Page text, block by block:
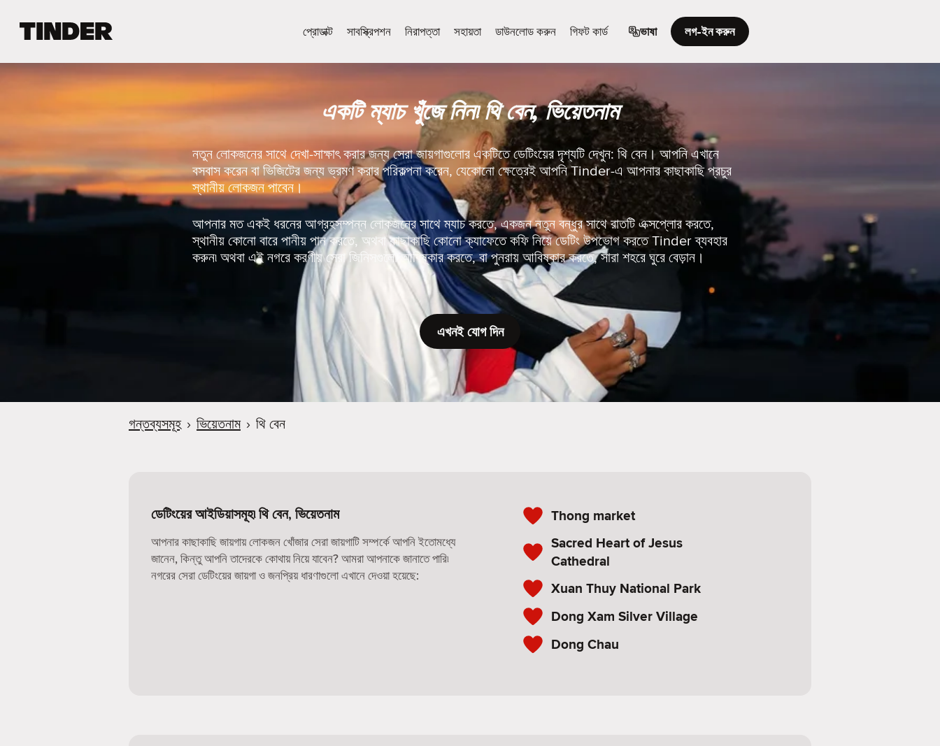
d
প্রোডাক্ট সাবস্ক্রিপশন নিরাপত্তা সহায়তা ডাউনলোড করুন গিফট কার্ড ভাষা লগ-ইন করুন
একটি ম্যাচ খুঁজে নিন৷ থি বেন, ভিয়েতনাম
নতুন লোকজনের সাথে দেখা-সাক্ষাৎ করার জন্য সেরা জায়গাগুলোর একটিতে ডেটিংয়ের দৃশ্যটি দেখুন: থি বেন। আপনি এখানে
বসবাস করেন বা ভিজিটের জন্য ভ্রমণ করার পরিকল্পনা করেন, যেকোনো ক্ষেত্রেই আপনি Tinder-এ আপনার কাছাকাছি প্রচুর
স্থানীয় লোকজন পাবেন।
আপনার মত একই ধরনের আগ্রহসম্পন্ন লোকজনের সাথে ম্যাচ করতে, একজন নতুন বন্ধুর সাথে রাতটি এক্সপ্লোর করতে,
স্থানীয় কোনো বারে পানীয় পান করতে, অথবা কাছাকাছি কোনো ক্যাফেতে কফি নিয়ে ডেটিং উপভোগ করতে Tinder ব্যবহার
করুন৷ অথবা এই নগরে করণীয় সেরা জিনিসগুলো আবিষ্কার করতে, বা পুনরায় আবিষ্কার করতে, সারা শহরে ঘুরে বেড়ান।
এখনই যোগ দিন
গন্তব্যসমূহ › ভিয়েতনাম › থি বেন
ডেটিংয়ের আইডিয়াসমূহ৷ থি বেন, ভিয়েতনাম
আপনার কাছাকাছি জায়গায় লোকজন খোঁজার সেরা জায়গাটি সম্পর্কে আপনি ইতোমধ্যে
জানেন, কিন্তু আপনি তাদেরকে কোথায় নিয়ে যাবেন? আমরা আপনাকে জানাতে পারি৷
নগরের সেরা ডেটিংয়ের জায়গা ও জনপ্রিয় ধারণাগুলো এখানে দেওয়া হয়েছে:
Thong market
Sacred Heart of Jesus
Cathedral
Xuan Thuy National Park
Dong Xam Silver Village
Dong Chau